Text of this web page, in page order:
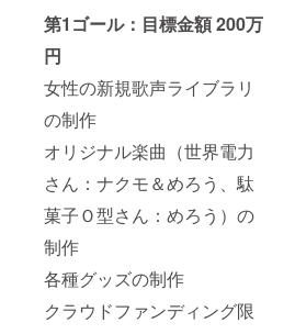
第1ゴール：目標金額 200万
円
女性の新規歌声ライブラリ
の制作
オリジナル楽曲（世界電力
さん：ナクモ＆めろう、駄
菓子Ｏ型さん：めろう）の
制作
各種グッズの制作
クラウドファンディング限